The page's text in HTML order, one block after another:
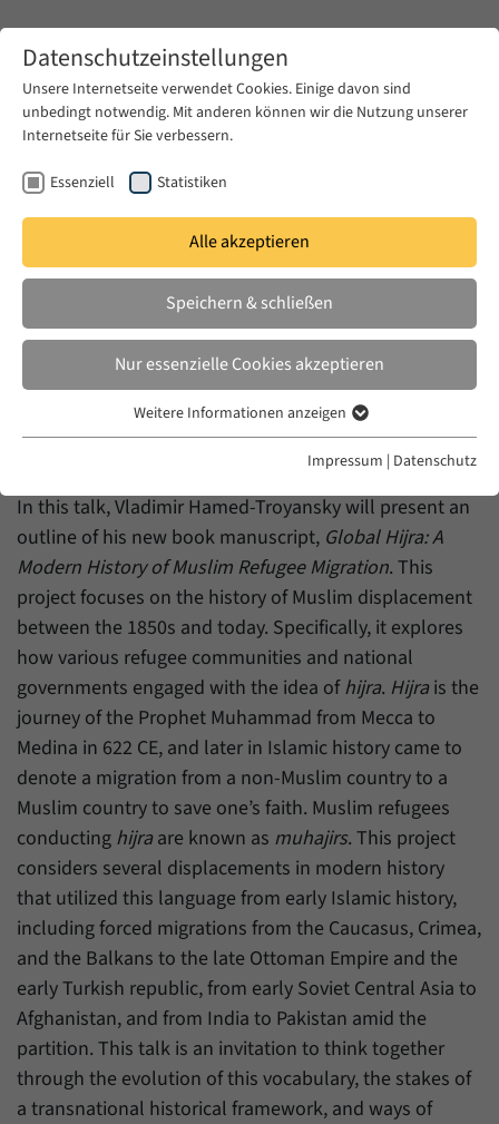
Zum Hauptinhalt springen
DO. 09 JULI 2026
Global Hijra: A Modern History of
Muslim Refugee Migration
In this talk, Vladimir Hamed-Troyansky will present an
outline of his new book manuscript, Global Hijra: A
Modern History of Muslim Refugee Migration. This
project focuses on the history of Muslim displacement
between the 1850s and today. Specifically, it explores
how various refugee communities and national
governments engaged with the idea ofhijra. Hijrais the
journey of the Prophet Muhammad from Mecca to
Medina in 622 CE, and later in Islamic history came to
denote a migration from a non-Muslim country to a
Muslim country to save one’s faith. Muslim refugees
conducting hijraare known as muhajirs. This project
considers several displacements in modern history
that utilized this language from early Islamic history,
including forced migrations from the Caucasus, Crimea,
and the Balkans to the late Ottoman Empire and the
early Turkish republic, from early Soviet Central Asia to
Afghanistan, and from India to Pakistan amid the
partition. This talk is an invitation to think together
through the evolution of this vocabulary, the stakes of
a transnational historical framework, and ways of
Datenschutzeinstellungen
Unsere Internetseite verwendet Cookies. Einige davon sind
unbedingt notwendig. Mit anderen können wir die Nutzung unserer
Internetseite für Sie verbessern.
Essenziell Statistiken
Alle akzeptieren
Speichern & schließen
Nur essenzielle Cookies akzeptieren
Essenzielle Cookies werden für grundlegende Funktionen der
einwandfrei funktioniert.
Name cookie_optin
Anbieter Forum Transregionale Studien e.V.
Laufzeit
Zweck
Dieses Cookie wird verwendet, um Ihre
Cookie-Einstellungen für diese Website zu
speichern.
Name SgCookieOptin.lastPreferences
Anbieter Forum Transregionale Studien e.V.
Laufzeit 1 Jahr
Zweck
Dieser Wert speichert Ihre Consent-
Einstellungen. Unter anderem eine zufällig
generierte ID, für die historische Speicherung
Ihrer vorgenommen Einstellungen, falls der
Webseiten-Betreiber dies eingestellt hat.
Cookie-Informationen anzeigen
Statistiken
Mit diesen Cookies können wir Statistiken über die Nutzung der
Inhalte unserer Internetseite erstellen. Die Statistiken verwalten
wir auf der Plattform Matomo. Sie stehen nur dem Forum
Transregionale Studien e.V. zur Verfügung und werden nicht
weitergegeben.
Name _pk_id
Anbieter Matomo
Laufzeit 13 Monate
Zweck
Mit diesem Cookie können wir Informationen
über Benutzer unserer Internetseite
speichern, zum Beispiel die Besucher-ID.
Name _pk_ref
Anbieter Matomo
Cookie-Informationen anzeigen
Weitere Informationen anzeigen
Impressum | Datenschutz